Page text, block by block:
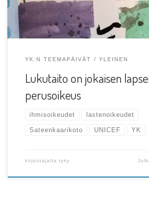
YK:N TEEMAPÄIVÄT YLEINEN
Lukutaito on jokaisen
perusoikeus
ihmisoikeudet lastenoikeudet
Sateenkaarikoto UNICEF YK
kirjoittajalta tyky